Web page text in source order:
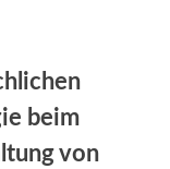
beim
von